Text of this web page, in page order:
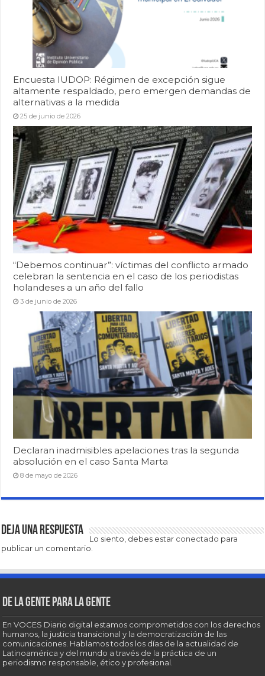
Encuesta IUDOP: Régimen de excepción sigue
altamente respaldado, pero emergen demandas de
alternativas a la medida
25 de junio de 2026
“Debemos continuar”: víctimas del conflicto armado
celebran la sentencia en el caso de los periodistas
holandeses a un año del fallo
3 de junio de 2026
Declaran inadmisibles apelaciones tras la segunda
absolución en el caso Santa Marta
8 de mayo de 2026
Deja una respuesta
Lo siento, debes estar conectado para
publicar un comentario.
De la gente para la gente
En VOCES Diario digital estamos comprometidos con los derechos
humanos, la justicia transicional y la democratización de las
comunicaciones. Hablamos todos los días de la actualidad de
Latinoamérica y del mundo a través de la práctica de un
periodismo responsable, ético y profesional.